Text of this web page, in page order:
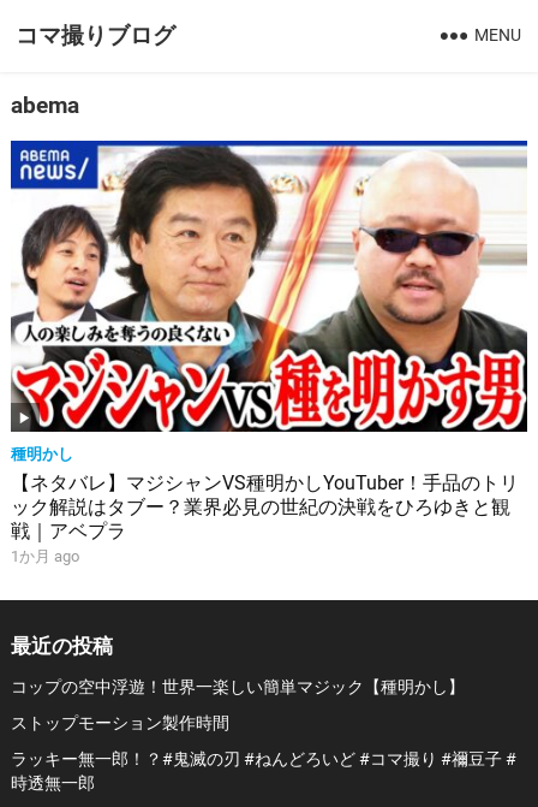
コマ撮りブログ MENU
abema
種明かし
【ネタバレ】マジシャンVS種明かしYouTuber！手品のトリ
ック解説はタブー？業界必見の世紀の決戦をひろゆきと観
戦｜アベプラ
1か月 ago
最近の投稿
コップの空中浮遊！世界一楽しい簡単マジック【種明かし】
ストップモーション製作時間
ラッキー無一郎！？#鬼滅の刃 #ねんどろいど #コマ撮り #禰豆子 #
時透無一郎